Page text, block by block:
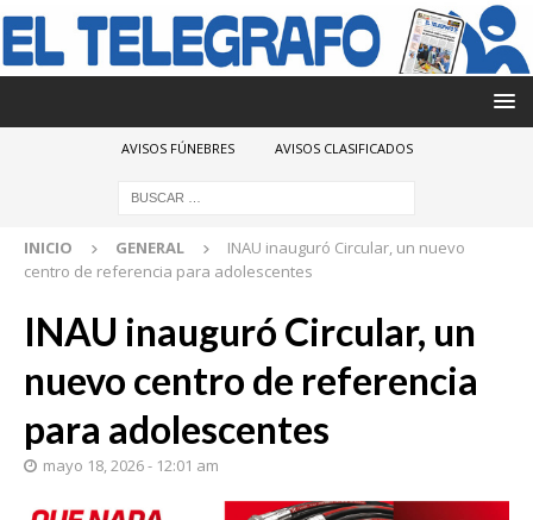
AVISOS FÚNEBRES AVISOS CLASIFICADOS
INICIO GENERAL
INAU inauguró Circular, un nuevo
centro de referencia para adolescentes
INAU inauguró Circular, un
nuevo centro de referencia
para adolescentes
mayo 18, 2026 - 12:01 am